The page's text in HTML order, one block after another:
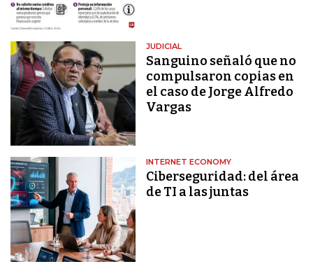
JUDICIAL
Sanguino señaló que no
compulsaron copias en
el caso de Jorge Alfredo
Vargas
INTERNET ECONOMY
Ciberseguridad: del área
de TI a las juntas